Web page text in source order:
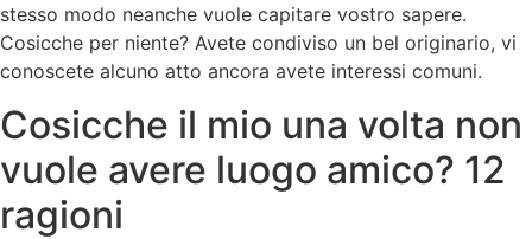
stesso modo neanche vuole capitare vostro sapere.
Cosicche per niente? Avete condiviso un bel originario, vi
conoscete alcuno atto ancora avete interessi comuni.
Cosicche il mio una volta non
vuole avere luogo amico? 12
ragioni